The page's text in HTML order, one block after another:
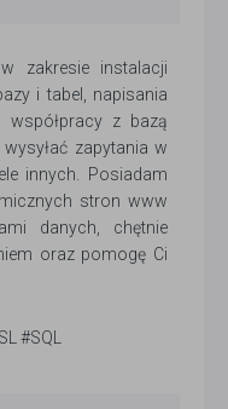
zakresie instalacji
i tabel, napisania
z bazą
zapytania w
innych. Posiadam
stron www
danych, chętnie
oraz pomogę Ci
#SQL